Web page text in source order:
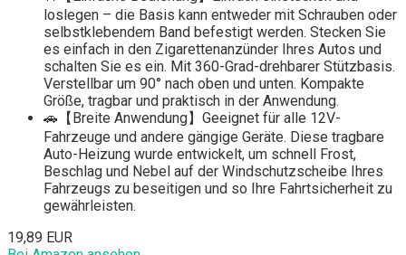
loslegen – die Basis kann entweder mit Schrauben oder
selbstklebendem Band befestigt werden. Stecken Sie
es einfach in den Zigarettenanzünder Ihres Autos und
schalten Sie es ein. Mit 360-Grad-drehbarer Stützbasis.
Verstellbar um 90° nach oben und unten. Kompakte
Größe, tragbar und praktisch in der Anwendung.
🚗【Breite Anwendung】Geeignet für alle 12V-
Fahrzeuge und andere gängige Geräte. Diese tragbare
Auto-Heizung wurde entwickelt, um schnell Frost,
Beschlag und Nebel auf der Windschutzscheibe Ihres
Fahrzeugs zu beseitigen und so Ihre Fahrtsicherheit zu
gewährleisten.
19,89 EUR